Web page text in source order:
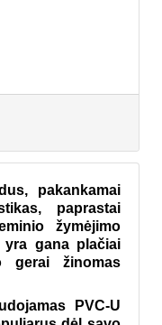
pakankamai
paprastai
žymėjimo
gana plačiai
gerai žinomas
PVC-U